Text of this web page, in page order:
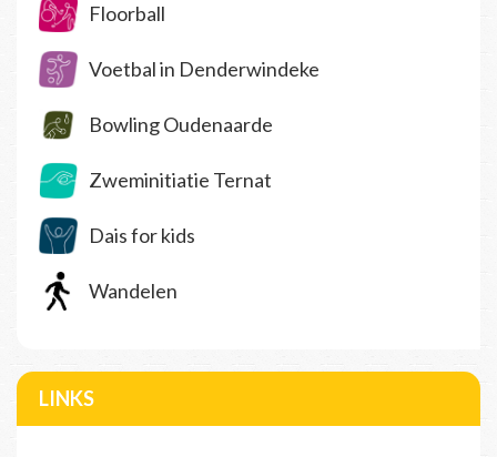
Floorball
Voetbal in Denderwindeke
Bowling Oudenaarde
Zweminitiatie Ternat
Dais for kids
Wandelen
LINKS